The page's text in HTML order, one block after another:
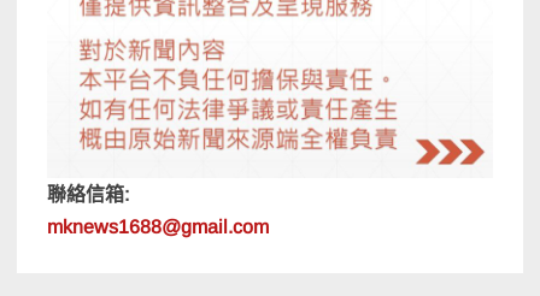
聯絡信箱:
mknews1688@gmail.com